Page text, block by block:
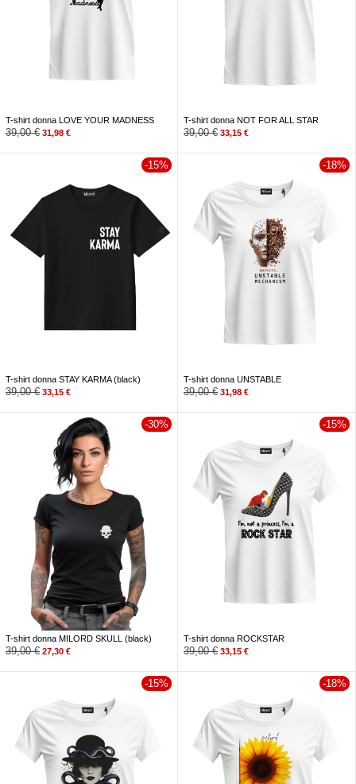
T-shirt donna LOVE YOUR MADNESS
39,00€ 31,98 €
T-shirt donna NOT FOR ALL STAR
39,00€ 33,15 €
-15%
T-shirt donna STAY KARMA (black)
39,00€ 33,15 €
-18%
T-shirt donna UNSTABLE
39,00€ 31,98 €
-30%
T-shirt donna MILORD SKULL (black)
39,00€ 27,30 €
-15%
T-shirt donna ROCKSTAR
39,00€ 33,15 €
-15% -18%